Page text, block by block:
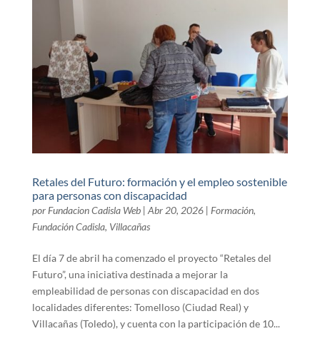
Retales del Futuro: formación y el empleo sostenible
para personas con discapacidad
por Fundacion Cadisla Web| Abr 20, 2026| Formación,
Fundación Cadisla, Villacañas
El día 7 de abril ha comenzado el proyecto “Retales del
Futuro”, una iniciativa destinada a mejorar la
empleabilidad de personas con discapacidad en dos
localidades diferentes: Tomelloso (Ciudad Real) y
Villacañas (Toledo), y cuenta con la participación de 10...